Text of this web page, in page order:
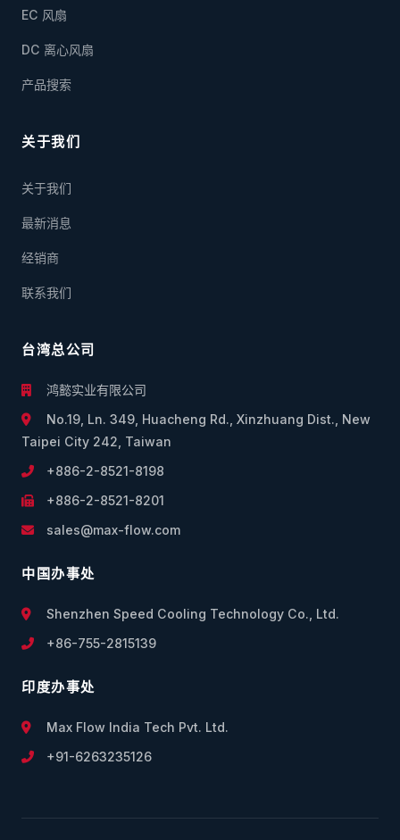
EC 风扇
DC 离心风扇
产品搜索
关于我们
关于我们
最新消息
经销商
联系我们
台湾总公司
鸿懿实业有限公司
No.19, Ln. 349, Huacheng Rd., Xinzhuang Dist., New
Taipei City 242, Taiwan
+886-2-8521-8198
+886-2-8521-8201
sales@max-flow.com
中国办事处
Shenzhen Speed Cooling Technology Co., Ltd.
+86-755-2815139
印度办事处
Max Flow India Tech Pvt. Ltd.
+91-6263235126